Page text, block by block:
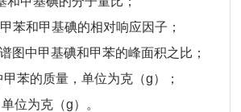
和甲基碘的相对响应因子；
中甲基碘和甲苯的峰面积之比；
苯的质量，单位为克（g）；
位为克（g）。